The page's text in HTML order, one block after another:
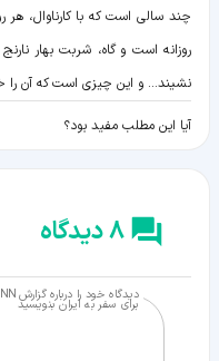
چند سالی است که با کارناوال،
روزانه است و گاه، شربت بهار
نشیند... و این چیزی است که آن
آیا این مطلب مفید بود؟
8 دیدگاه
برای سفر به ایران بنویسید